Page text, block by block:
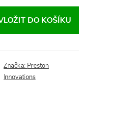
DO KOŠÍKU
Značka: Preston
Innovations